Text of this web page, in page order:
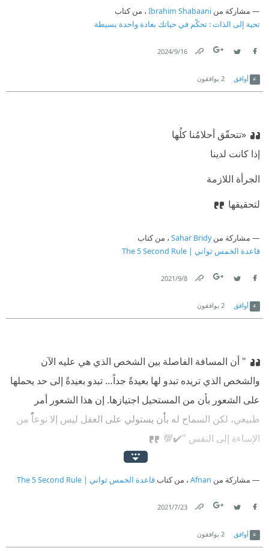
مشاركة من Ibrahim Shabaani ، من كتاب
تحية إلى الذات : تحكّم في حياتك بعادة واحدة بسيطة
16‏/9‏/2024
أوافق 2 يوافقون
‫«تتحقّق أحلامُنا كلُها ‏
‫إذا كانت لدينا ‏
‫الجرأة اللازمة ‏
‫لتحقيقها
مشاركة منSahar Bridy ، من كتاب
قاعدة الخمس ثواني | The 5 Second Rule
8‏/9‏/2021
أوافق 2 يوافقون
" أن المسافة الفاصلة بين الشخص الذي هي عليه الآن
والشخص الذي تريده تبدو لها بعيدةً جداً… تبدو بعيدةً إلى حد يحملها
على الشعور بأن من المستحيل اجتيازها. إن هذا الشعور أمر
طبيعي، لكن السماح له بأن يستولي على العقل ليس إلا نوعاً من
الإساءة إلى النفس "✔️💯
مشاركة من Afnan ، من كتابقاعدة الخمس ثواني | The 5 Second Rule
23‏/7‏/2021
أوافق 2 يوافقون